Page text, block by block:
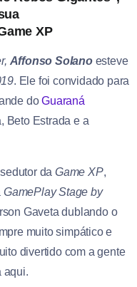
XP
Affonso Solano esteve
. Ele foi convidado para
doGuaraná
Beto Estrada e a
da Game XP,
GamePlay Stage by
Gaveta dublando o
muito simpático e
divertido com a gente
aqui.